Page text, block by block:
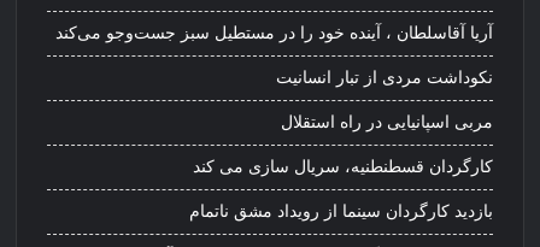
آریا آقاسلطان ، آینده خود را در مستطیل سبز جست‌وجو می‌کند
نکوداشت مردی از تبار انسانیت
مربی اسپانیایی در راه استقلال
کارگردان قسطنطنیه، سریال سازی می کند
بازدید کارگردان سینما از رویداد مشق ناتمام